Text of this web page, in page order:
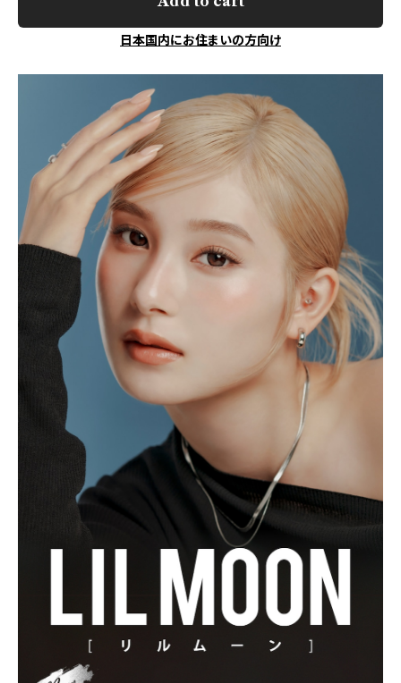
日本国内にお住まいの方向け